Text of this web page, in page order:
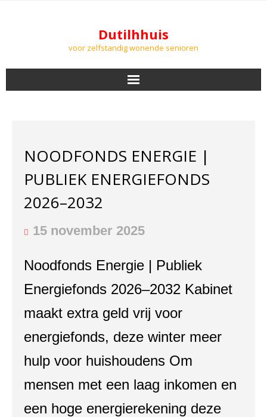
Dutilhhuis
voor zelfstandig wonende senioren
DOWNLOADS
PODCASTS
AGENDA
NOODFONDS ENERGIE |
PUBLIEK ENERGIEFONDS
2026–2032
15 november 2025
Noodfonds Energie | Publiek
Energiefonds 2026–2032 Kabinet
maakt extra geld vrij voor
energiefonds, deze winter meer
hulp voor huishoudens Om
mensen met een laag inkomen en
een hoge energierekening deze